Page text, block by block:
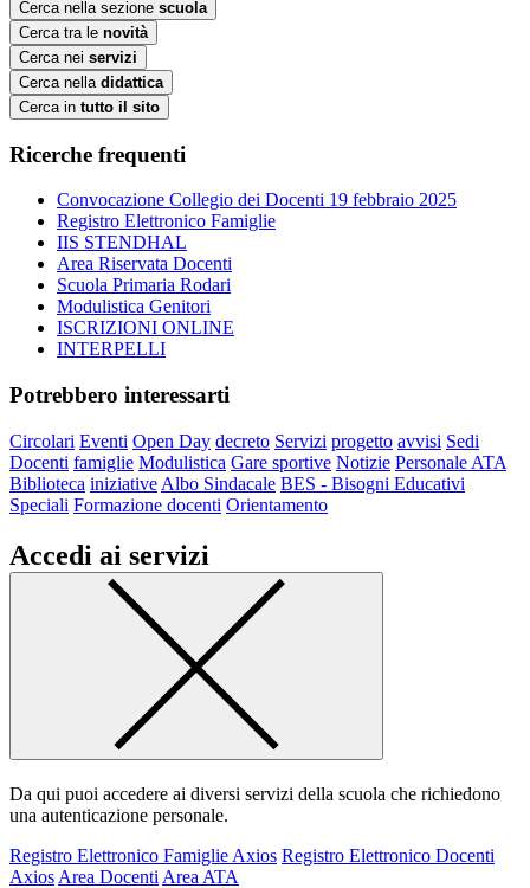
Cerca nella sezione scuola
Cerca tra le novità
Cerca nei servizi
Cerca nella didattica
Cerca in tutto il sito
Ricerche frequenti
Convocazione Collegio dei Docenti 19 febbraio 2025
Registro Elettronico Famiglie
IIS STENDHAL
Area Riservata Docenti
Scuola Primaria Rodari
Modulistica Genitori
ISCRIZIONI ONLINE
INTERPELLI
Potrebbero interessarti
Circolari Eventi Open Day decreto Servizi progetto avvisi Sedi
Docenti famiglie Modulistica Gare sportive Notizie Personale ATA
Biblioteca iniziative Albo Sindacale BES - Bisogni Educativi
Speciali Formazione docenti Orientamento
Accedi ai servizi
Da qui puoi accedere ai diversi servizi della scuola che richiedono
una autenticazione personale.
Registro Elettronico Famiglie Axios Registro Elettronico Docenti
Axios Area Docenti Area ATA